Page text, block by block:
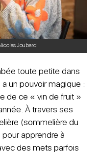
Joubard
toute petite dans
un pouvoir magique :
de ce « vin de fruit »
À travers ses
(sommelière du
apprendre à
des mets parfois